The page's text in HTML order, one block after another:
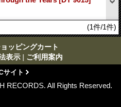
(1件/1件)
ッピングカート
表示 | ご利用案内
サイト
RECORDS. All Rights Reserved.